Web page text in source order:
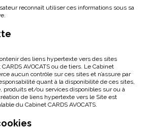
reconnaît utiliser ces informations sous sa
des liens hypertexte vers des sites
AVOCATS ou de tiers. Le Cabinet
aucun contrôle sur ces sites et n’assure par
quant à la disponibilité de ces sites,
produits et/ou services disponibles sur ou à
de liens hypertexte vers le Site est
du Cabinet CARDS AVOCATS.